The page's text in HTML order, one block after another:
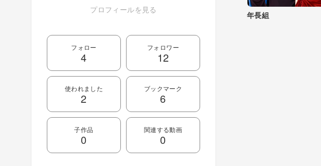
プロフィールを見る
フォロー
4
フォロワー
12
使われました
2
ブックマーク
6
子作品
0
関連する動画
0
年長組